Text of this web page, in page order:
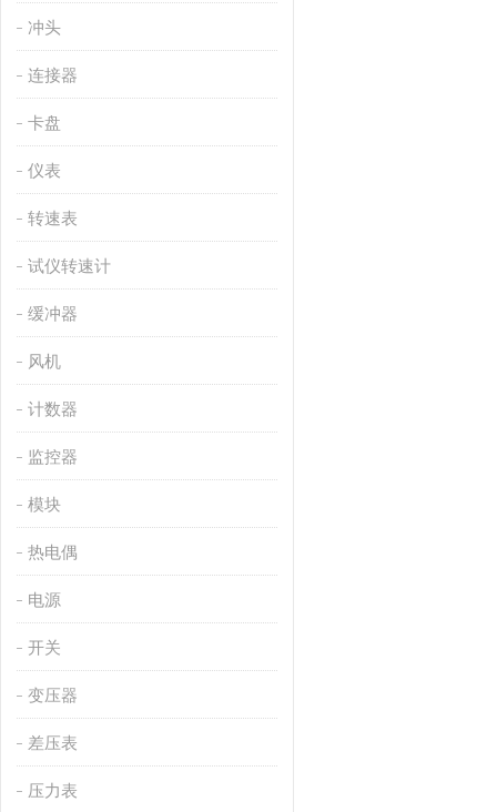
冲头
连接器
卡盘
仪表
转速表
试仪转速计
缓冲器
风机
计数器
监控器
模块
热电偶
电源
开关
变压器
差压表
压力表